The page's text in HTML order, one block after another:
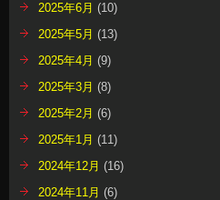
2025年6月 (10)
2025年5月 (13)
2025年4月 (9)
2025年3月 (8)
2025年2月 (6)
2025年1月 (11)
2024年12月 (16)
2024年11月 (6)